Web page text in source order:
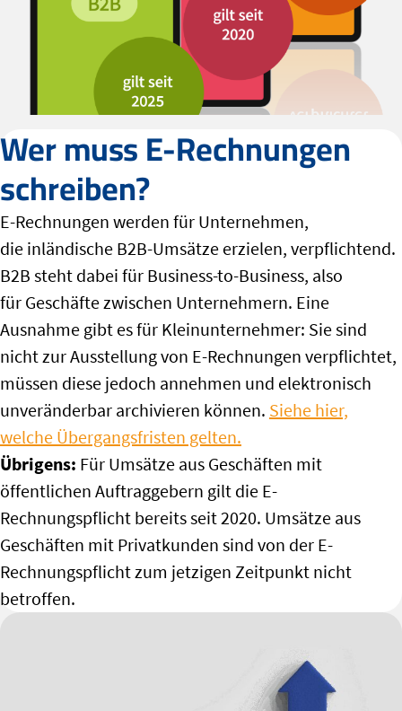
Wer muss E-Rechnungen
schreiben?
E-Rechnungen werden für Unternehmen,
die inländische B2B-Umsätze erzielen, verpflichtend.
B2B steht dabei für Business-to-Business, also
für Geschäfte zwischen Unternehmern. Eine
Ausnahme gibt es für Kleinunternehmer: Sie sind
nicht zur Ausstellung von E-Rechnungen verpflichtet,
müssen diese jedoch annehmen und elektronisch
unveränderbar archivieren können. Siehe hier,
welche Übergangsfristen gelten.
Übrigens: Für Umsätze aus Geschäften mit
öffentlichen Auftraggebern gilt die E-
Rechnungspflicht bereits seit 2020. Umsätze aus
Geschäften mit Privatkunden sind von der E-
Rechnungspflicht zum jetzigen Zeitpunkt nicht
betroffen.